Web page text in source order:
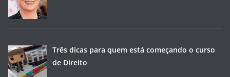
Três dicas para quem está começando o curso
de Direito